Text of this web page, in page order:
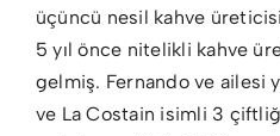
üçüncü nesil kahve
5 yıl önce nitelikli kahve
gelmiş. Fernando ve ailesi
ve La Costain isimli 3